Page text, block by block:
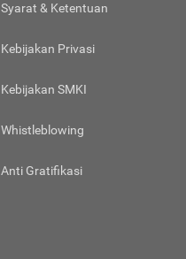
Syarat & Ketentuan
Kebijakan Privasi
Kebijakan SMKI
Whistleblowing
Anti Gratifikasi